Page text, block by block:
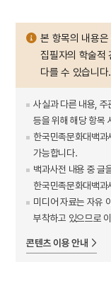
본 항목의 내용
집필자의 학술적
다를 수 있습니다.
사실과 다른 내용, 주
등을 위해 해당 항목
한국민족문화대백과
가능합니다.
백과사전 내용 중 글
한국민족문화대백과
미디어 자료는 자유
부착하고 있으므로
콘텐츠 이용 안내